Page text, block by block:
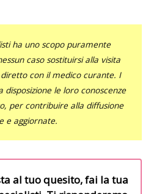
ha uno scopo puramente
caso sostituirsi alla visita
con il medico curante. I
le loro conoscenze
per contribuire alla diffusione
e aggiornate.
al tuo quesito, fai la tua